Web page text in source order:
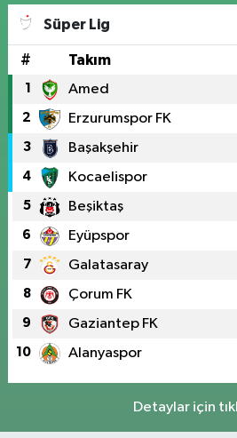
Süper Lig
# Takım
1 Amed
2 Erzurumspor FK
3 Başakşehir
4 Kocaelispor
5 Beşiktaş
6 Eyüpspor
7 Galatasaray
8 Çorum FK
9 Gaziantep FK
10 Alanyaspor
Detaylar için